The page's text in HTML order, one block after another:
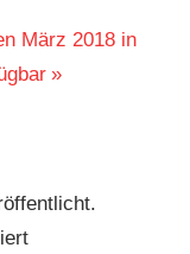
März 2018 in